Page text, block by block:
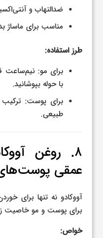
ضدالتهاب و
مناسب برای
طرز استفاده:
برای مو: نیم‌ساعت
با حوله بپوشانید.
برای پوست:
طبیعی.
۸. روغن
عمقی
آووکادو نه تنها برای
برای پوست و مو خاصیت
خواص: